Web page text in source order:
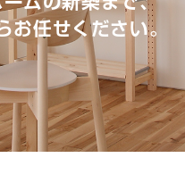
お任せください。